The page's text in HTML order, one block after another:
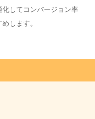
してコンバージョン率
します。